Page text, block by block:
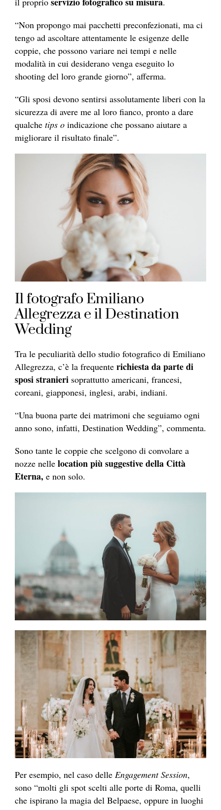
“Non propongo mai pacchetti preconfezionati, ma ci
tengo ad ascoltare attentamente le esigenze delle
coppie, che possono variare nei tempi e nelle
modalità in cui desiderano venga eseguito lo
shooting del loro grande giorno”, afferma.
“Gli sposi devono sentirsi assolutamente liberi con la
sicurezza di avere me al loro fianco, pronto a dare
qualche tips o indicazione che possano aiutare a
migliorare il risultato finale”.
Il fotografo Emiliano
Allegrezza e il Destination
Wedding
Tra le peculiarità dello studio fotografico di Emiliano
Allegrezza, c’è la frequente richiesta da parte di
sposi stranieri soprattutto americani, francesi,
coreani, giapponesi, inglesi, arabi, indiani.
“Una buona parte dei matrimoni che seguiamo ogni
anno sono, infatti, Destination Wedding”, commenta.
Sono tante le coppie che scelgono di convolare a
nozze nelle location più suggestive della Città
Eterna, e non solo.
Per esempio, nel caso delle Engagement Session,
sono “molti gli spot scelti alle porte di Roma, quelli
che ispirano la magia del Belpaese, oppure in luoghi